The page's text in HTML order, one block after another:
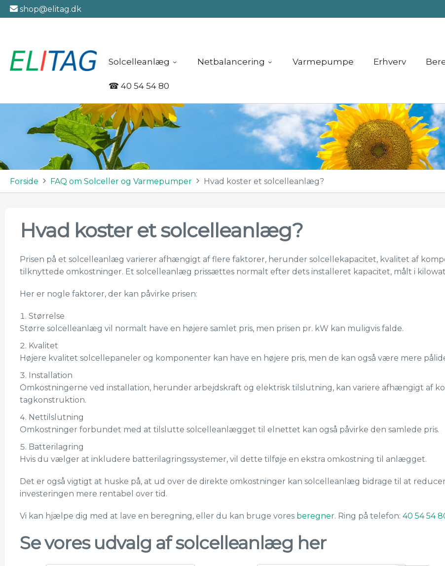
shop@elitag.dk
Solcelleanlæg Netbalancering Varmepumpe Erhverv
☎ 40 54 54 80
Forside FAQ om Solceller og Varmepumper Hvad koster et solcelleanlæg?
Hvad koster et solcelleanlæg?
Prisen på et solcelleanlæg varierer afhængigt af flere faktorer, herunder solcellekapacitet, kvalitet af
tilknyttede omkostninger. Et solcelleanlæg prissættes normalt efter dets installeret kapacitet, målt i
Her er nogle faktorer, der kan påvirke prisen:
Størrelse
Større solcelleanlæg vil normalt have en højere samlet pris, men prisen pr. kW kan muligvis falde.
Kvalitet
Højere kvalitet solcellepaneler og komponenter kan have en højere pris, men de kan også være mere
Installation
Omkostningerne ved installation, herunder arbejdskraft og elektrisk tilslutning, kan variere afhængigt af
tagkonstruktion.
Nettilslutning
Omkostninger forbundet med at tilslutte solcelleanlægget til elnettet kan også påvirke den samlede pris.
Batterilagring
Hvis du vælger at inkludere batterilagringssystemer, vil dette tilføje en ekstra omkostning til anlægget.
Det er også vigtigt at huske på, at ud over de direkte omkostninger kan solcelleanlæg bidrage til at
investeringen mere rentabel over tid.
Vi kan hjælpe dig med at lave en beregning, eller du kan bruge vores beregner. Ring på telefon: 40 54 54
Se vores udvalg af solcelleanlæg her